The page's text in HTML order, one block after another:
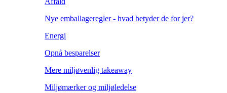
Nye emballageregler - hvad betyder de for jer?
Energi
Opnå besparelser
Mere miljøvenlig takeaway
Miljømærker og miljøledelse